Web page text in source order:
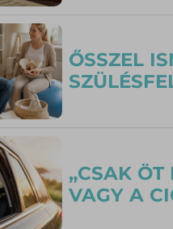
ŐSSZEL
„CSAK ÖT
VAGY A